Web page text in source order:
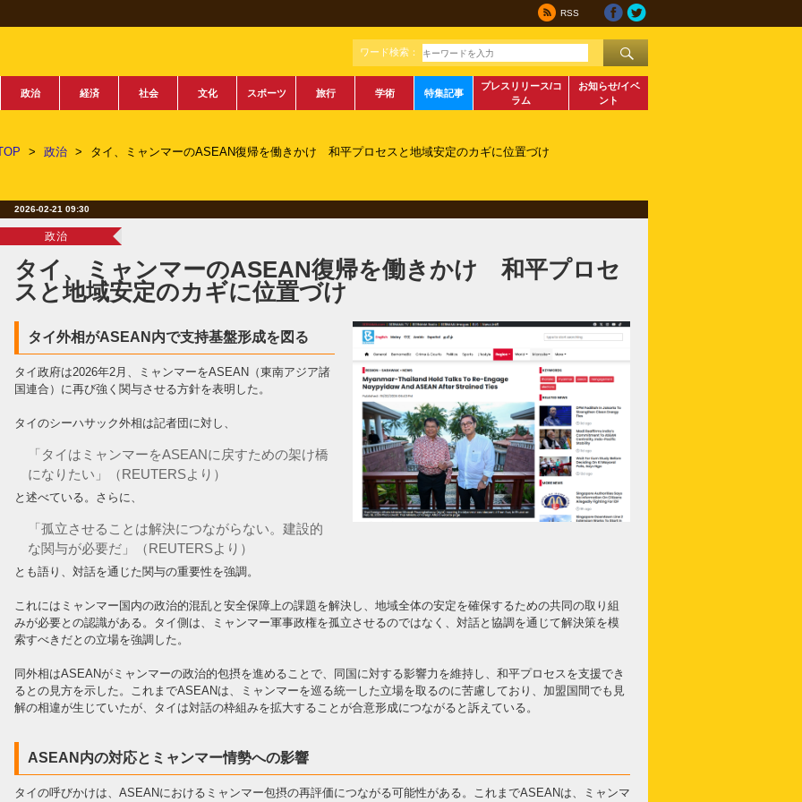
RSS
ワード検索：
政治 経済 社会 文化 スポーツ 旅行 学術 特集記事
プレスリリース/コ
ラム
お知らせ/イベ
ント
> 政治 > タイ、ミャンマーのASEAN復帰を働きかけ 和平プロセスと地域安定のカギに位置づけ
2026-02-21 09:30
政治
タイ、ミャンマーのASEAN復帰を働きかけ 和平プロセ
スと地域安定のカギに位置づけ
タイ外相がASEAN内で支持基盤形成を図る
タイ政府は2026年2月、ミャンマーをASEAN（東南アジア諸
国連合）に再び強く関与させる方針を表明した。
タイのシーハサック外相は記者団に対し、
「タイはミャンマーをASEANに戻すための架け橋
になりたい」（REUTERSより）
と述べている。さらに、
「孤立させることは解決につながらない。建設的
な関与が必要だ」（REUTERSより）
とも語り、対話を通じた関与の重要性を強調。
これにはミャンマー国内の政治的混乱と安全保障上の課題を解決し、地域全体の安定を確保するための共同の取り組
みが必要との認識がある。タイ側は、ミャンマー軍事政権を孤立させるのではなく、対話と協調を通じて解決策を模
索すべきだとの立場を強調した。
同外相はASEANがミャンマーの政治的包摂を進めることで、同国に対する影響力を維持し、和平プロセスを支援でき
るとの見方を示した。これまでASEANは、ミャンマーを巡る統一した立場を取るのに苦慮しており、加盟国間でも見
解の相違が生じていたが、タイは対話の枠組みを拡大することが合意形成につながると訴えている。
ASEAN内の対応とミャンマー情勢への影響
タイの呼びかけは、ASEANにおけるミャンマー包摂の再評価につながる可能性がある。これまでASEANは、ミャンマ